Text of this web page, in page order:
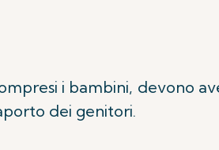
i bambini, devono
dei genitori.